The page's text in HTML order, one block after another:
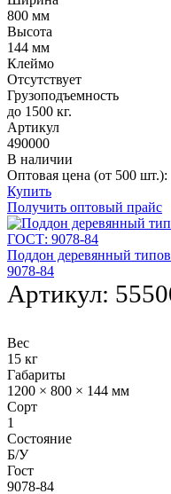
800 мм
Высота
144 мм
Клеймо
Отсутствует
Грузоподъемность
до 1500 кг.
Артикул
490000
В наличии
Оптовая цена (от 500 шт.):
Купить
Получить оптовый прайс
Поддон деревянный
9078-84
Артикул:
Вес
15 кг
Габариты
1200 × 800 × 144 мм
Сорт
1
Состояние
Б/У
Гост
9078-84